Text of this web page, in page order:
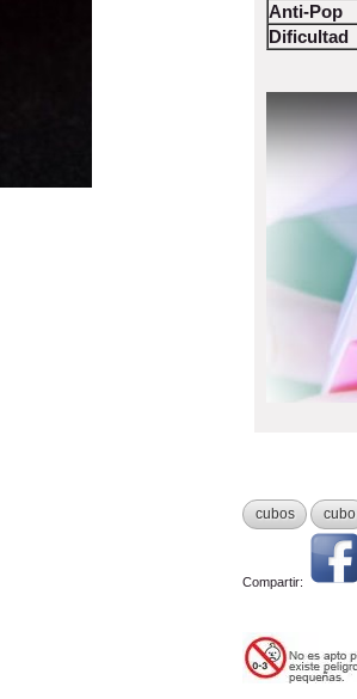
Anti-Pop
Dificultad
cubos cubo
Compartir: